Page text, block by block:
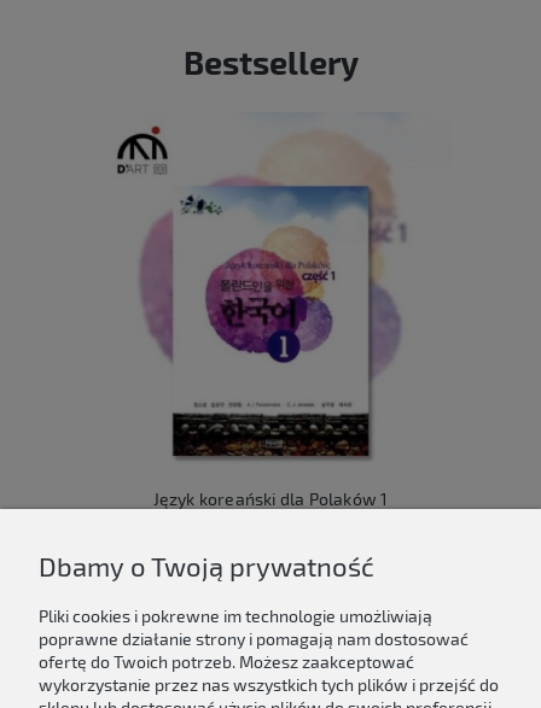
Bestsellery
Język koreański dla Polaków 1
Do koszyka
Dbamy o Twoją prywatność
Pliki cookies i pokrewne im technologie umożliwiają
poprawne działanie strony i pomagają nam dostosować
ofertę do Twoich potrzeb. Możesz zaakceptować
wykorzystanie przez nas wszystkich tych plików i przejść do